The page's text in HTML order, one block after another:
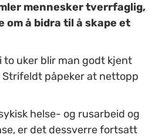
mennesker tverrfaglig,
om å bidra til å skape et
to uker blir man godt kjent
Strifeldt påpeker at nettopp
helse- og rusarbeid og
er det dessverre fortsatt